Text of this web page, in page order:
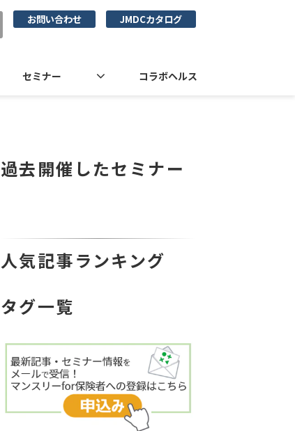
お問い合わせ JMDCカタログ
セミナー コラボヘルス
過去開催したセミナー
人気記事ランキング
タグ一覧